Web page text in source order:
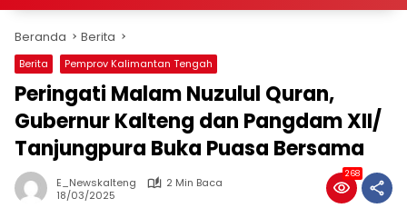
Beranda Berita
Berita Pemprov Kalimantan Tengah
Peringati Malam Nuzulul Quran,
Gubernur Kalteng dan Pangdam XII/
Tanjungpura Buka Puasa Bersama
E_Newskalteng
2 Min Baca
18/03/2025
268